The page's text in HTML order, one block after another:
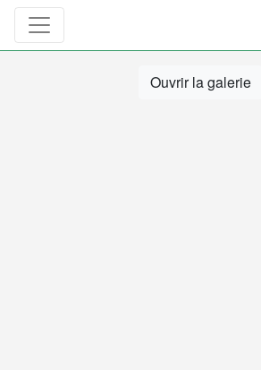
Ouvrir la galerie